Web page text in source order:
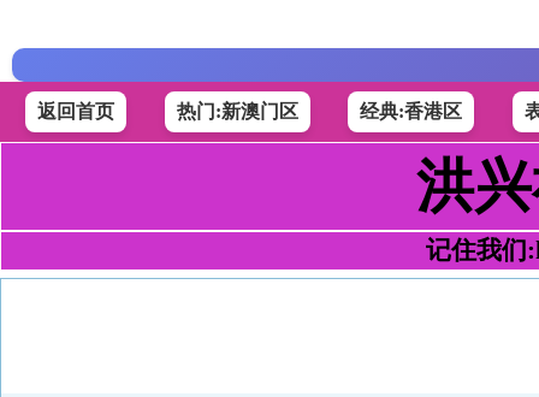
返回首页 热门:新澳门区 经典:香港区
洪
记住我们